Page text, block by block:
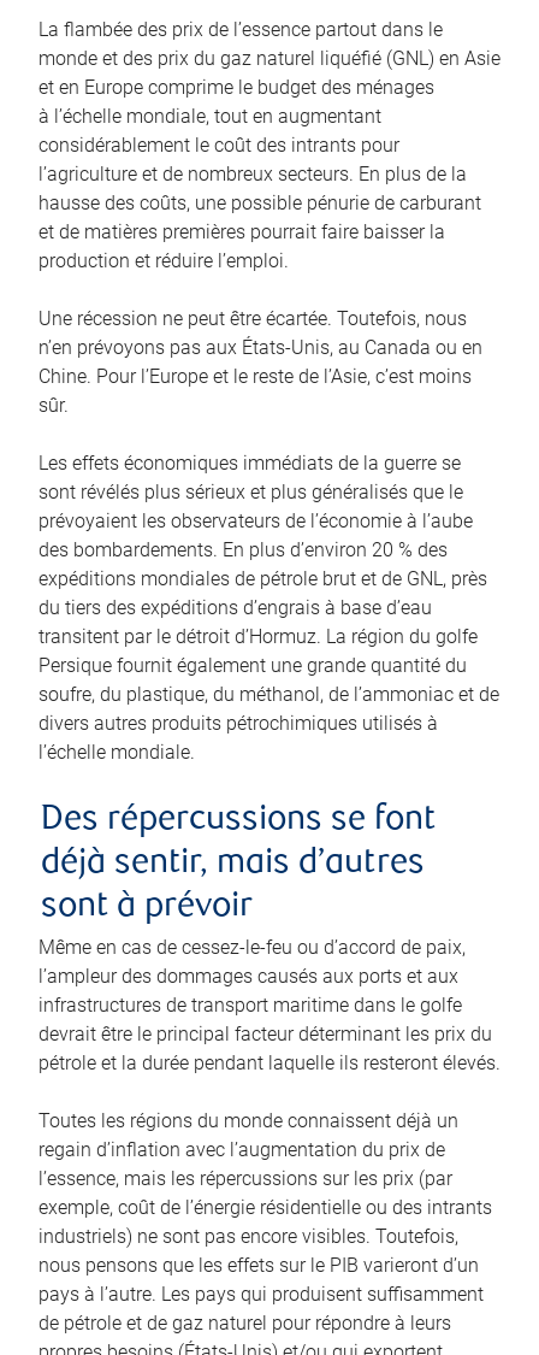
La flambée des prix de l’essence partout dans le
monde et des prix du gaz naturel liquéfié (GNL) en Asie
et en Europe comprime le budget des ménages
à l’échelle mondiale, tout en augmentant
considérablement le coût des intrants pour
l’agriculture et de nombreux secteurs. En plus de la
hausse des coûts, une possible pénurie de carburant
et de matières premières pourrait faire baisser la
production et réduire l’emploi.
Une récession ne peut être écartée. Toutefois, nous
n’en prévoyons pas aux États‑Unis, au Canada ou en
Chine. Pour l’Europe et le reste de l’Asie, c’est moins
sûr.
Les effets économiques immédiats de la guerre se
sont révélés plus sérieux et plus généralisés que le
prévoyaient les observateurs de l’économie à l’aube
des bombardements. En plus d’environ 20 % des
expéditions mondiales de pétrole brut et de GNL, près
du tiers des expéditions d’engrais à base d’eau
transitent par le détroit d’Hormuz. La région du golfe
Persique fournit également une grande quantité du
soufre, du plastique, du méthanol, de l’ammoniac et de
divers autres produits pétrochimiques utilisés à
l’échelle mondiale.
Des répercussions se font
déjà sentir, mais d’autres
sont à prévoir
Même en cas de cessez-le-feu ou d’accord de paix,
l’ampleur des dommages causés aux ports et aux
infrastructures de transport maritime dans le golfe
devrait être le principal facteur déterminant les prix du
pétrole et la durée pendant laquelle ils resteront élevés.
Toutes les régions du monde connaissent déjà un
regain d’inflation avec l’augmentation du prix de
l’essence, mais les répercussions sur les prix (par
exemple, coût de l’énergie résidentielle ou des intrants
industriels) ne sont pas encore visibles. Toutefois,
nous pensons que les effets sur le PIB varieront d’un
pays à l’autre. Les pays qui produisent suffisamment
de pétrole et de gaz naturel pour répondre à leurs